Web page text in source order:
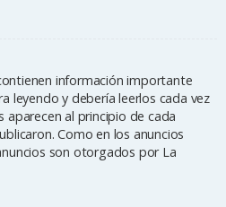
información importante
leyendo y debería leerlos cada vez
aparecen al principio de cada
Como en los anuncios
son otorgados por La